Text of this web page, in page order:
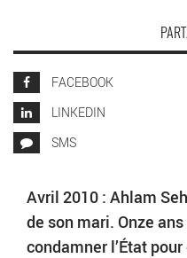
FACEBOOK
LINKEDIN
SMS
Avril 2010 : Ahlam
de son mari. Onze
condamner l’État